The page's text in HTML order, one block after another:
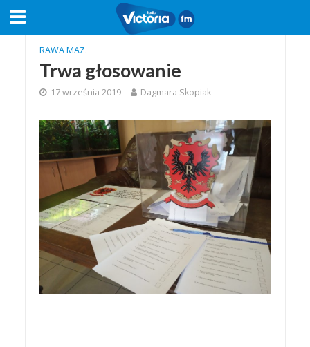
RAWA MAZ.
Trwa głosowanie
17 września 2019 Dagmara Skopiak